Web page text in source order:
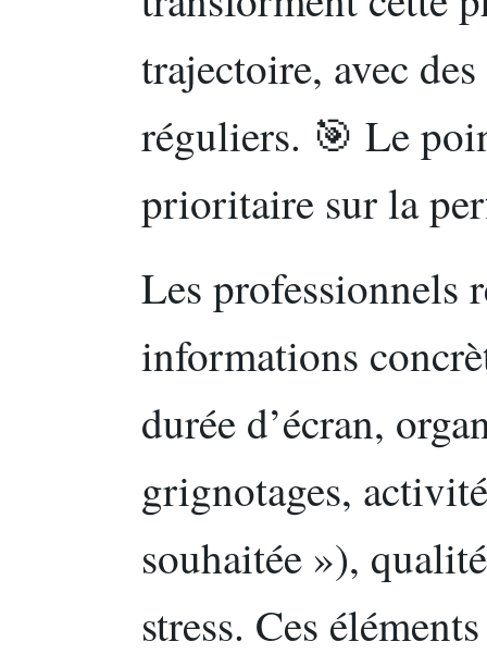
trajectoire, avec
réguliers. 🎯 Le
prioritaire sur la
Les professionnels
informations
durée d’écran,
grignotages,
souhaitée »),
stress. Ces